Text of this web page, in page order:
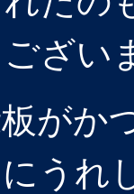
ざい
がか
うれ